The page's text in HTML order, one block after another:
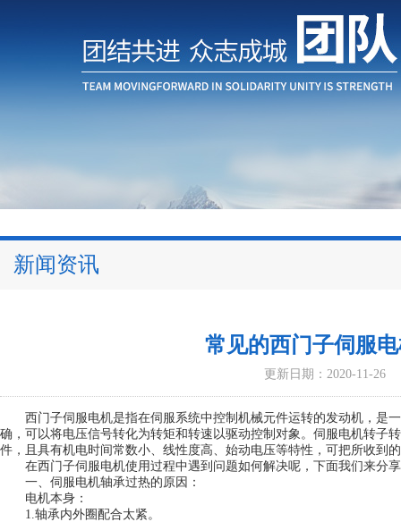
新闻资讯
常见的西门子伺服
更新日期：2020-11-26
西门子伺服电机是指在伺服系统中控制机械元件运转的发动机，是
确，可以将电压信号转化为转矩和转速以驱动控制对象。伺服电机转子
件，且具有机电时间常数小、线性度高、始动电压等特性，可把所收到
在西门子伺服电机使用过程中遇到问题如何解决呢，下面我们来分
一、伺服电机轴承过热的原因：
电机本身：
1.轴承内外圈配合太紧。